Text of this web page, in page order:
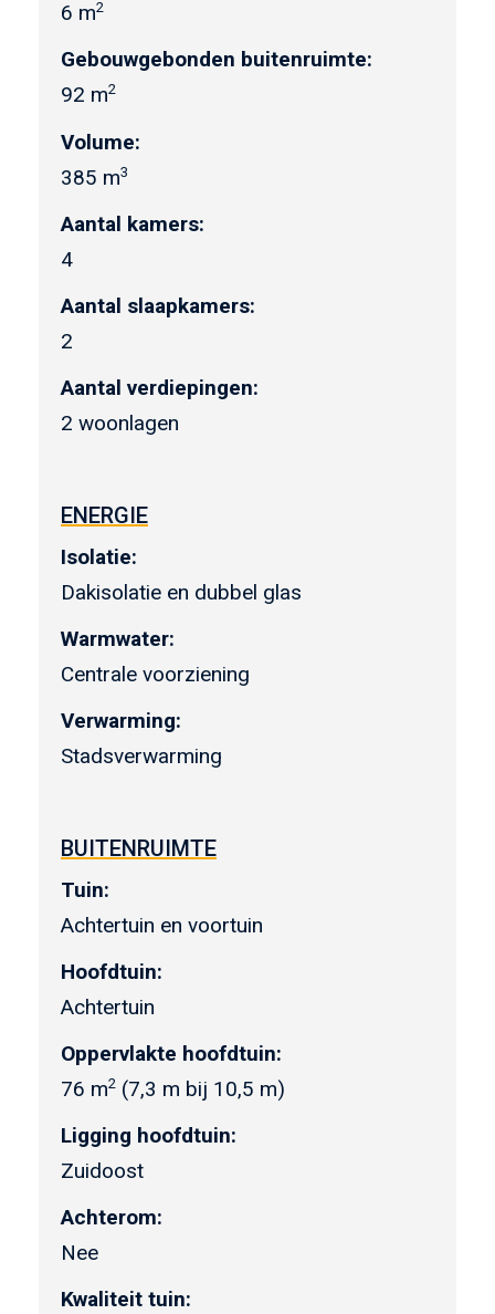
6 m2
Gebouwgebonden buitenruimte:
92 m2
Volume:
385 m3
Aantal kamers:
4
Aantal slaapkamers:
2
Aantal verdiepingen:
2 woonlagen
ENERGIE
Isolatie:
Dakisolatie en dubbel glas
Warmwater:
Centrale voorziening
Verwarming:
Stadsverwarming
BUITENRUIMTE
Tuin:
Achtertuin en voortuin
Hoofdtuin:
Achtertuin
Oppervlakte hoofdtuin:
76 m2 (7,3 m bij 10,5 m)
Ligging hoofdtuin:
Zuidoost
Achterom:
Nee
Kwaliteit tuin: